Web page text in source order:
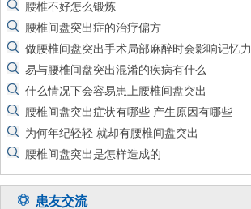
腰椎不好怎么锻炼
腰椎间盘突出症的治疗偏方
做腰椎间盘突出手术局部麻醉时会影响记忆力
易与腰椎间盘突出混淆的疾病有什么
什么情况下会容易患上腰椎间盘突出
腰椎间盘突出症状有哪些 产生原因有哪些
为何年纪轻轻 就却有腰椎间盘突出
腰椎间盘突出是怎样造成的
患友交流